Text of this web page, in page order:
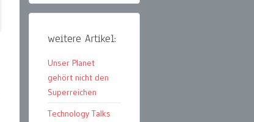
weitere Artikel:
Unser Planet
gehört nicht den
Superreichen
Technology Talks